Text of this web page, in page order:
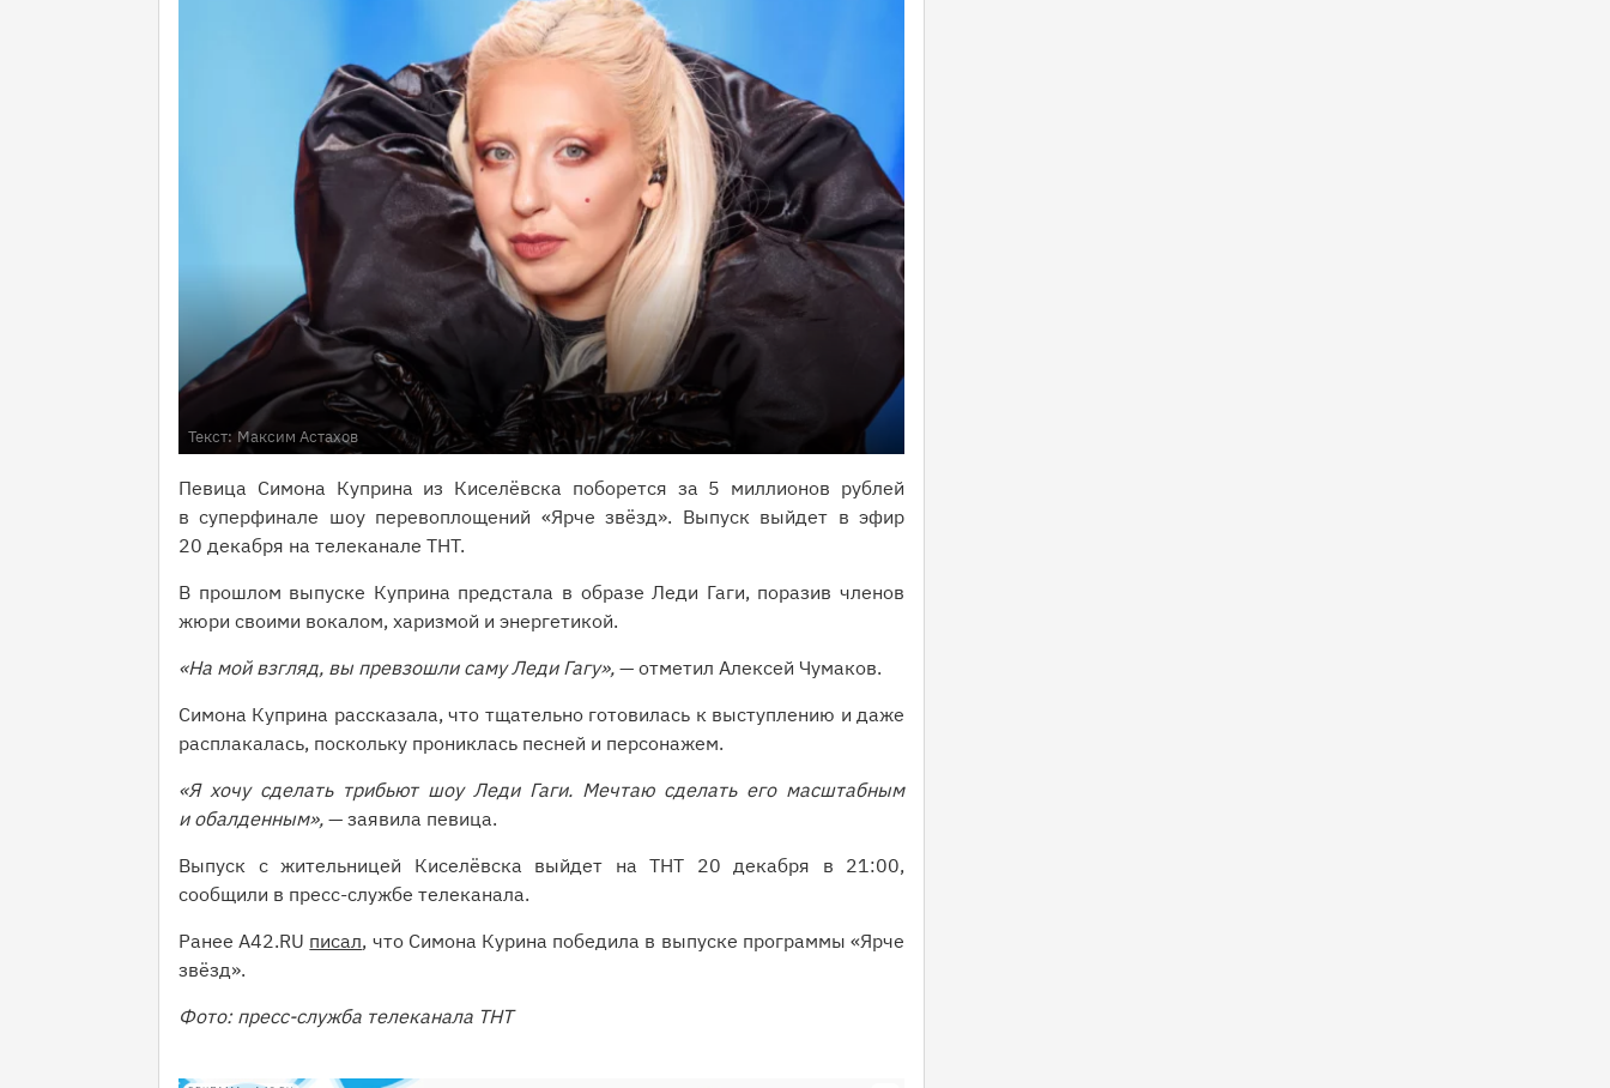
Текст: Максим Астахов
Певица Симона Куприна из Киселёвска поборется за 5 миллионов рублей
в суперфинале шоу перевоплощений «Ярче звёзд». Выпуск выйдет в эфир
20 декабря на телеканале ТНТ.
В прошлом выпуске Куприна предстала в образе Леди Гаги, поразив членов
жюри своими вокалом, харизмой и энергетикой.
«На мой взгляд, вы превзошли саму Леди Гагу», — отметил Алексей Чумаков.
Симона Куприна рассказала, что тщательно готовилась к выступлению и даже
расплакалась, поскольку прониклась песней и персонажем.
«Я хочу сделать трибьют шоу Леди Гаги. Мечтаю сделать его масштабным
и обалденным», — заявила певица.
Выпуск с жительницей Киселёвска выйдет на ТНТ 20 декабря в 21:00,
сообщили в пресс-службе телеканала.
Ранее A42.RU писал, что Симона Курина победила в выпуске программы «Ярче
звёзд».
Фото: пресс-служба телеканала ТНТ